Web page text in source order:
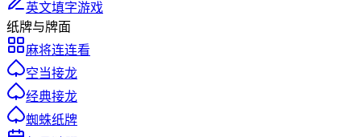
英文填字游戏
纸牌与牌面
麻将连连看
空当接龙
经典接龙
蜘蛛纸牌